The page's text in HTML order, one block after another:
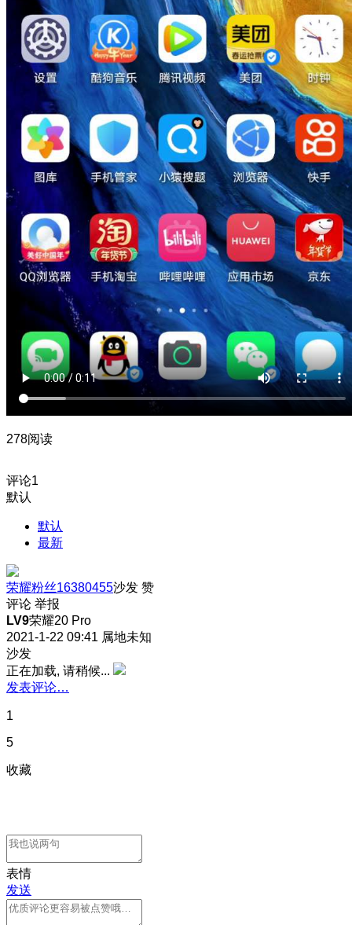
278阅读
评论1
默认
默认
最新
荣耀粉丝16380455沙发 赞
评论 举报
LV9荣耀20 Pro
2021-1-22 09:41 属地未知
沙发
正在加载, 请稍候...
发表评论…
1
5
收藏
表情
发送